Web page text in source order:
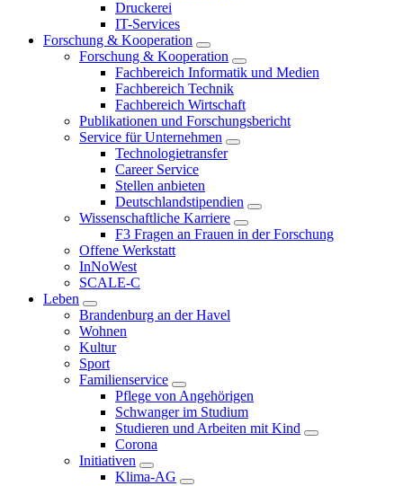
Druckerei
IT-Services
Forschung & Kooperation
Forschung & Kooperation
Fachbereich Informatik und Medien
Fachbereich Technik
Fachbereich Wirtschaft
Publikationen und Forschungsbericht
Service für Unternehmen
Technologietransfer
Career Service
Stellen anbieten
Deutschlandstipendien
Wissenschaftliche Karriere
F3 Fragen an Frauen in der Forschung
Offene Werkstatt
InNoWest
SCALE-C
Leben
Brandenburg an der Havel
Wohnen
Kultur
Sport
Familienservice
Pflege von Angehörigen
Schwanger im Studium
Studieren und Arbeiten mit Kind
Corona
Initiativen
Klima-AG